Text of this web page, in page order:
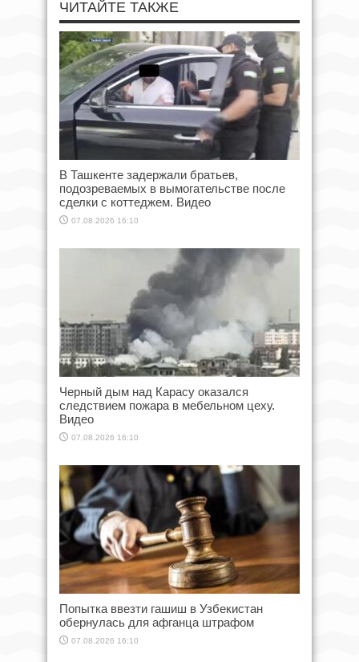
ЧИТАЙТЕ ТАКЖЕ
В Ташкенте задержали братьев,
подозреваемых в вымогательстве после
сделки с коттеджем. Видео
07.08.2026 16:10
Черный дым над Карасу оказался
следствием пожара в мебельном цеху.
Видео
07.08.2026 16:10
Попытка ввезти гашиш в Узбекистан
обернулась для афганца штрафом
07.08.2026 16:10